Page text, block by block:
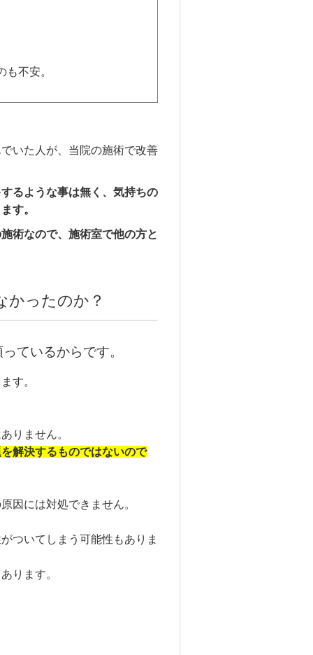
不安。
いた人が、当院の施術で改善
るような事は無く、気持ちの
す。
術なので、施術室で他の方と
かったのか？
ているからです。
す。
りません。
解決するものではないので
因には対処できません。
ついてしまう可能性もありま
ります。